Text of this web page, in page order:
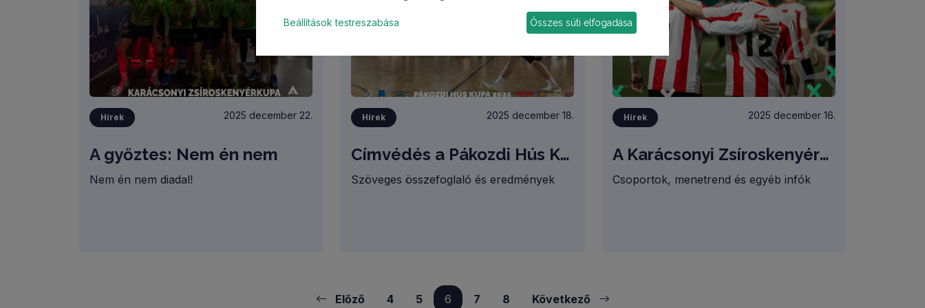
volt. Mindhárom pályán négy csoportot
rendeztünk, ahonnan az első kettő került
Hírek 2025 december 22.
A győztes: Nem én nem
Nem én nem diadal!
Hírek 2025 december 18.
Címvédés a Pákozdi Hús Kupán!
Szöveges összefoglaló és eredmények
Hírek 2025 december 16.
A Karácsonyi Zsíroskenyérkupa programja! /SORSOLÁS ÉS INFORMÁCIÓK/
Csoportok, menetrend és egyéb infók
Előző 4 5 6 7 8 Következő
Beállítások testreszabása Összes süti elfogadása